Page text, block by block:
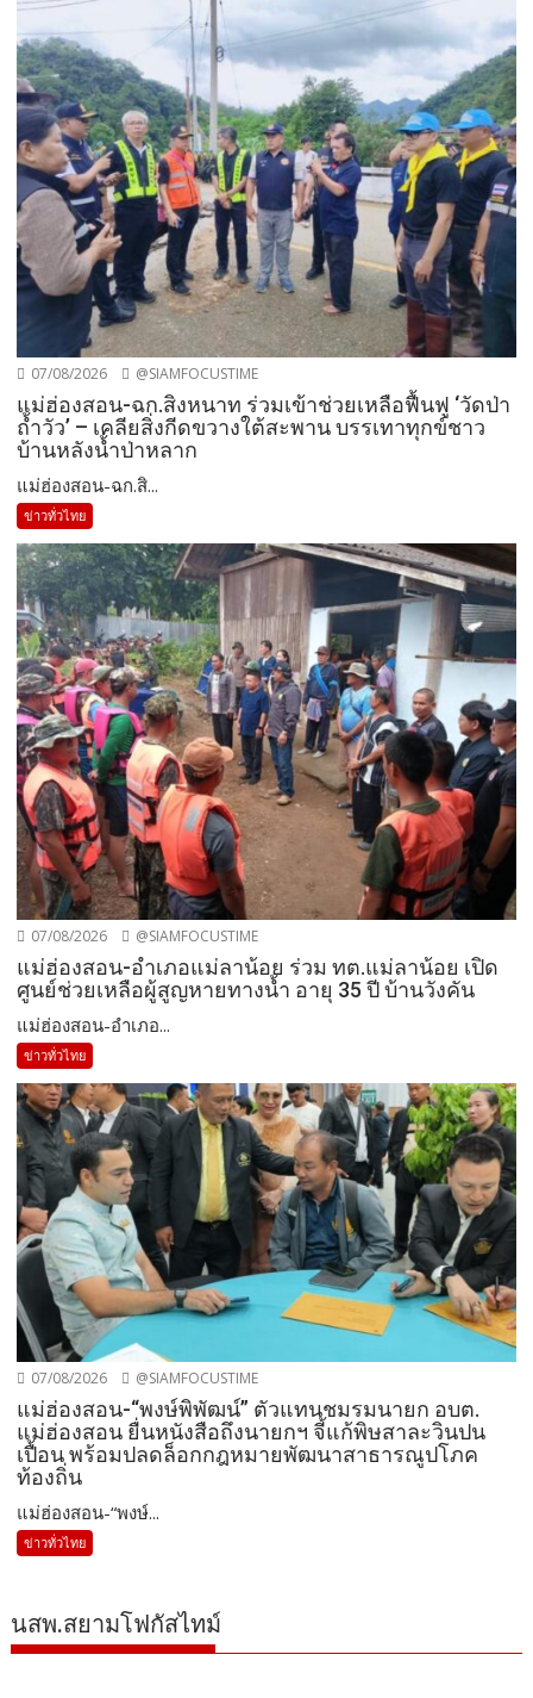
07/08/2026 @SIAMFOCUSTIME
แม่ฮ่องสอน-ฉก.สิงหนาท ร่วมเข้าช่วยเหลือฟื้นฟู ‘วัดป่า
ถ้ำวัว’ – เคลียสิ่งกีดขวางใต้สะพาน บรรเทาทุกข์ชาว
บ้านหลังน้ำป่าหลาก
แม่ฮ่องสอน-ฉก.สิ...
ข่าวทั่วไทย
07/08/2026 @SIAMFOCUSTIME
แม่ฮ่องสอน-อำเภอแม่ลาน้อย ร่วม ทต.แม่ลาน้อย เปิด
ศูนย์ช่วยเหลือผู้สูญหายทางน้ำ อายุ 35 ปี บ้านวังคัน
แม่ฮ่องสอน-อำเภอ...
ข่าวทั่วไทย
07/08/2026 @SIAMFOCUSTIME
แม่ฮ่องสอน-“พงษ์พิพัฒน์” ตัวแทนชมรมนายก อบต.
แม่ฮ่องสอน ยื่นหนังสือถึงนายกฯ จี้แก้พิษสาละวินปน
เปื้อน พร้อมปลดล็อกกฎหมายพัฒนาสาธารณูปโภค
ท้องถิ่น
แม่ฮ่องสอน-“พงษ์...
ข่าวทั่วไทย
นสพ.สยามโฟกัสไทม์